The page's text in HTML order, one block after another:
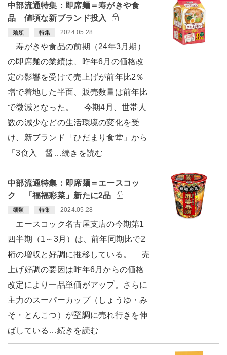
中部流通特集：即席麺＝寿がきや食
品 値頃な新ブランド投入
麺類 特集 2024.05.28
寿がきや食品の前期（24年3月期）
の即席麺の業績は、昨年6月の価格改
定の影響を受けて売上げが前年比2％
増で着地した半面、販売数量は前年比
で微減となった。 今期4月、世帯人
数の減少などの生活環境の変化を受
け、新ブランド「ひだまり食堂」から
「3食入 醤…続きを読む
中部流通特集：即席麺＝エースコッ
ク 「福福彩菜」新たに2品
麺類 特集 2024.05.28
エースコック名古屋支店の今期第1
四半期（1～3月）は、前年同期比で2
桁の増収と好調に推移している。 売
上げ好調の要因は昨年6月からの価格
改定により一品単価がアップ。さらに
主力のスーパーカップ（しょうゆ・み
そ・とんこつ）が堅調に売れ行きを伸
ばしている…続きを読む